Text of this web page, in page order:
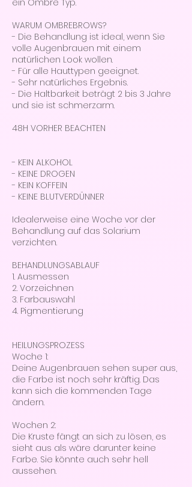
ein Ombre Typ.
WARUM OMBREBROWS?
- Die Behandlung ist ideal, wenn Sie
volle Augenbrauen mit einem
natürlichen Look wollen.
- Für alle Hauttypen geeignet.
- Sehr natürliches Ergebnis.
- Die Haltbarkeit beträgt 2 bis 3 Jahre
und sie ist schmerzarm.
48H VORHER BEACHTEN
- KEIN ALKOHOL
- KEINE DROGEN
- KEIN KOFFEIN
- KEINE BLUTVERDÜNNER
Idealerweise eine Woche vor der
Behandlung auf das Solarium
verzichten.
BEHANDLUNGSABLAUF
1. Ausmessen
2. Vorzeichnen
3. Farbauswahl
4. Pigmentierung
HEILUNGSPROZESS
Woche 1:
Deine Augenbrauen sehen super aus,
die Farbe ist noch sehr kräftig. Das
kann sich die kommenden Tage
ändern.
Wochen 2:
Die Kruste fängt an sich zu lösen, es
sieht aus als wäre darunter keine
Farbe. Sie könnte auch sehr hell
aussehen.